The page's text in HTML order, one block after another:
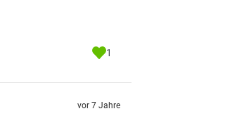
1
vor 7 Jahre